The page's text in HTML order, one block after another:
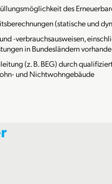
des
(statische und
-verbrauchsausweisen,
in Bundesländern
(z. B. BEG) durch
und Nichtwohngebäude